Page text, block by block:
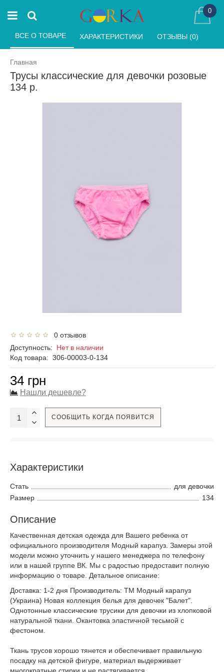
0
Главная
Трусы классические для девочки розовые
134 р.
ВСЕ О ТОВАРЕ ХАРАКТЕРИСТИКИ ОТЗЫВЫ (0)
0 отзывов
Доступность: Нет в наличии
Код товара: 306-00003-0-134
34 грн
Нашли дешевле?
СООБЩИТЬ КОГДА ПОЯВИТСЯ
Характеристики
Стать
для девочки
Размер
134
Описание
Качественная детская одежда для Вашего ребенка от
официального производителя Модный карапуз. Замеры этой
модели можно уточнить у нашего менеджера по телефону
или в нашей группе ВК. Мы с радостью предоставит полную
информацию о товаре. Детальное описание:
Доставка: 1-2 дня Производитель: ТМ Модный карапуз
(Украина) Новая коллекция белья для девочек "Балет".
Однотонные классические трусики для девочки из хлопковой
натуральной ткани. Окантовка эластичной тесьмой с
фестоном.
Ткань трусов хорошо тянется и обеспечивает правильную
посадку на детской фигуре, материал выдерживает
многократные стирки и не растягивается.